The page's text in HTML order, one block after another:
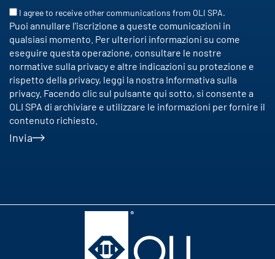
I agree to receive other communications from OLI SPA.
Puoi annullare l'iscrizione a queste comunicazioni in
qualsiasi momento. Per ulteriori informazioni su come
eseguire questa operazione, consultare le nostre
normative sulla privacy e altre indicazioni su protezione e
rispetto della privacy, leggi la nostra Informativa sulla
privacy. Facendo clic sul pulsante qui sotto, si consente a
OLI SPA di archiviare e utilizzare le informazioni per fornire il
contenuto richiesto.
Invia